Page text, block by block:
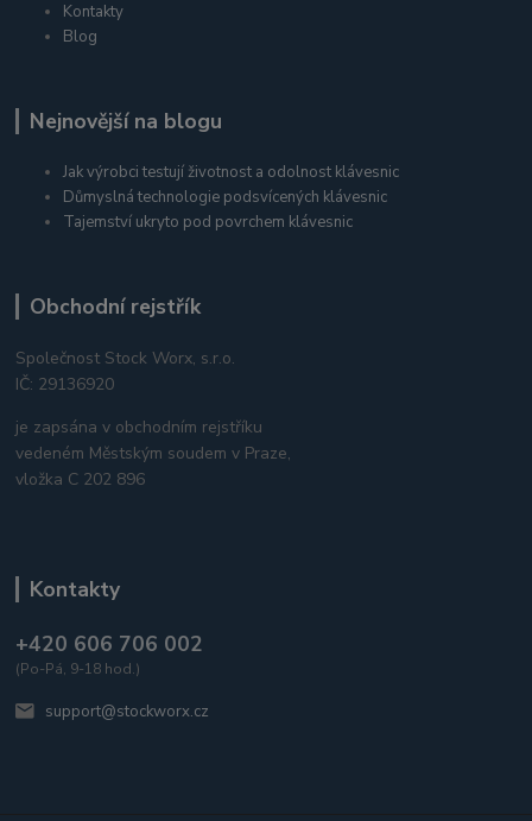
Kontakty
Blog
Nejnovější na blogu
Jak výrobci testují životnost a odolnost klávesnic
Důmyslná technologie podsvícených klávesnic
Tajemství ukryto pod povrchem klávesnic
Obchodní rejstřík
Společnost Stock Worx, s.r.o.
IČ: 29136920
je zapsána v obchodním rejstříku
vedeném Městským soudem v Praze,
vložka C 202 896
Kontakty
+420 606 706 002
(Po-Pá, 9-18 hod.)
support@stockworx.cz